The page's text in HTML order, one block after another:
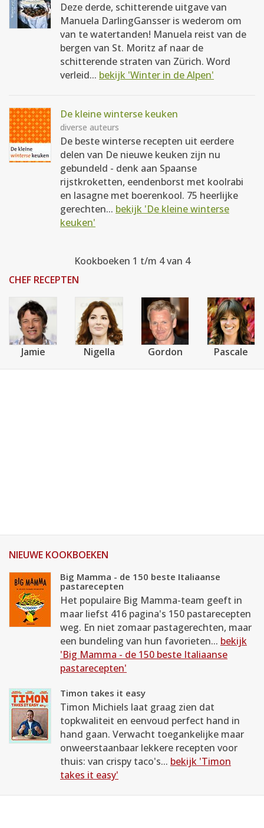
Deze derde, schitterende uitgave van
Manuela DarlingGansser is wederom om
van te watertanden! Manuela reist van de
bergen van St. Moritz af naar de
schitterende straten van Zürich. Word
verleid... bekijk 'Winter in de Alpen'
De kleine winterse keuken
diverse auteurs
De beste winterse recepten uit eerdere
delen van De nieuwe keuken zijn nu
gebundeld - denk aan Spaanse
rijstkroketten, eendenborst met koolrabi
en lasagne met boerenkool. 75 heerlijke
gerechten... bekijk 'De kleine winterse
keuken'
Kookboeken 1 t/m 4 van 4
CHEF RECEPTEN
Jamie Nigella Gordon Pascale
NIEUWE KOOKBOEKEN
Big Mamma - de 150 beste Italiaanse
pastarecepten
Het populaire Big Mamma-team geeft in
maar liefst 416 pagina's 150 pastarecepten
weg. En niet zomaar pastagerechten, maar
een bundeling van hun favorieten... bekijk
'Big Mamma - de 150 beste Italiaanse
pastarecepten'
Timon takes it easy
Timon Michiels laat graag zien dat
topkwaliteit en eenvoud perfect hand in
hand gaan. Verwacht toegankelijke maar
onweerstaanbaar lekkere recepten voor
thuis: van crispy taco's... bekijk 'Timon
takes it easy'